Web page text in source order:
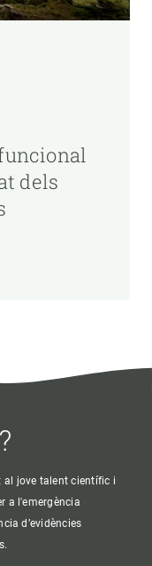
dels
al jove talent científic i
a l'emergència
d’evidències